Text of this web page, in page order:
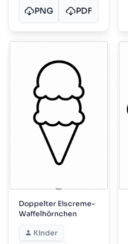
PNG PDF
Doppelter Eiscreme-
Waffelhörnchen
Kinder